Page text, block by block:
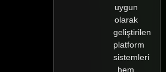
uygun
olarak
geliştirilen
platform
sistemleri
hem